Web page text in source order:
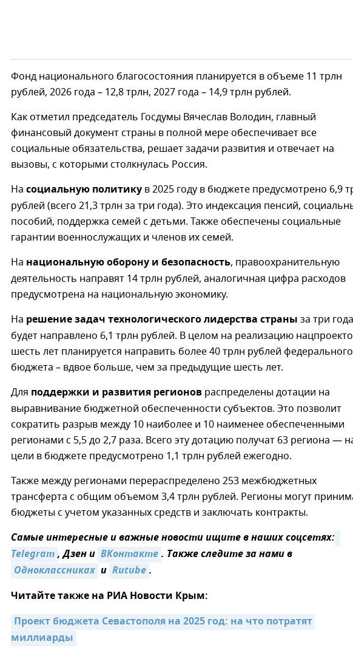
Фонд национального благосостояния планируется в объеме 11 трлн
рублей, 2026 года – 12,8 трлн, 2027 года – 14,9 трлн рублей.
Как отметил председатель Госдумы Вячеслав Володин, главный
финансовый документ страны в полной мере обеспечивает все
социальные обязательства, решает задачи развития и отвечает на
вызовы, с которыми столкнулась Россия.
На социальную политику в 2025 году в бюджете предусмотрено 6,9
рублей (всего 21,3 трлн за три года). Это индексация пенсий,
пособий, поддержка семей с детьми. Также обеспечены социальные
гарантии военнослужащих и членов их семей.
На национальную оборону и безопасность, правоохранительную
деятельность направят 14 трлн рублей, аналогичная цифра расходов
предусмотрена на национальную экономику.
На решение задач технологического лидерства страны за три года
будет направлено 6,1 трлн рублей. В целом на реализацию
шесть лет планируется направить более 40 трлн рублей федерального
бюджета – вдвое больше, чем за предыдущие шесть лет.
Для поддержки и развития регионов распределены дотации на
выравнивание бюджетной обеспеченности субъектов. Это позволит
сократить разрыв между 10 наиболее и 10 наименее обеспеченными
регионами с 5,5 до 2,7 раза. Всего эту дотацию получат 63 региона —
цели в бюджете предусмотрено 1,1 трлн рублей ежегодно.
Также между регионами перераспределено 253 межбюджетных
трансферта с общим объемом 3,4 трлн рублей. Регионы могут
бюджеты с учетом указанных средств и заключать контракты.
Самые интересные и важные новости ищите в наших соцсетях:
Telegram, Дзен и ВКонтакте. Также следите за нами в
Одноклассниках и Rutube.
Читайте также на РИА Новости Крым:
Проект бюджета Севастополя на 2025 год: на что потратят
миллиарды